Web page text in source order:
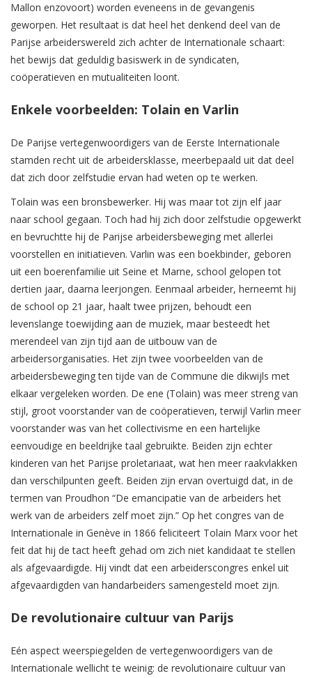
Mallon enzovoort) worden eveneens in de gevangenis
geworpen. Het resultaat is dat heel het denkend deel van de
Parijse arbeiderswereld zich achter de Internationale schaart:
het bewijs dat geduldig basiswerk in de syndicaten,
coöperatieven en mutualiteiten loont.
Enkele voorbeelden: Tolain en Varlin
De Parijse vertegenwoordigers van de Eerste Internationale
stamden recht uit de arbeidersklasse, meerbepaald uit dat deel
dat zich door zelfstudie ervan had weten op te werken.
Tolain was een bronsbewerker. Hij was maar tot zijn elf jaar
naar school gegaan. Toch had hij zich door zelfstudie opgewerkt
en bevruchtte hij de Parijse arbeidersbeweging met allerlei
voorstellen en initiatieven. Varlin was een boekbinder, geboren
uit een boerenfamilie uit Seine et Marne, school gelopen tot
dertien jaar, daarna leerjongen. Eenmaal arbeider, herneemt hij
de school op 21 jaar, haalt twee prijzen, behoudt een
levenslange toewijding aan de muziek, maar besteedt het
merendeel van zijn tijd aan de uitbouw van de
arbeidersorganisaties. Het zijn twee voorbeelden van de
arbeidersbeweging ten tijde van de Commune die dikwijls met
elkaar vergeleken worden. De ene (Tolain) was meer streng van
stijl, groot voorstander van de coöperatieven, terwijl Varlin meer
voorstander was van het collectivisme en een hartelijke
eenvoudige en beeldrijke taal gebruikte. Beiden zijn echter
kinderen van het Parijse proletariaat, wat hen meer raakvlakken
dan verschilpunten geeft. Beiden zijn ervan overtuigd dat, in de
termen van Proudhon “De emancipatie van de arbeiders het
werk van de arbeiders zelf moet zijn.” Op het congres van de
Internationale in Genève in 1866 feliciteert Tolain Marx voor het
feit dat hij de tact heeft gehad om zich niet kandidaat te stellen
als afgevaardigde. Hij vindt dat een arbeiderscongres enkel uit
afgevaardigden van handarbeiders samengesteld moet zijn.
De revolutionaire cultuur van Parijs
Eén aspect weerspiegelden de vertegenwoordigers van de
Internationale wellicht te weinig: de revolutionaire cultuur van